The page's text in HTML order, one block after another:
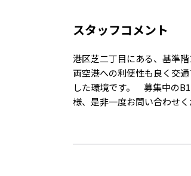
スタッフコメント
港区芝二丁目にある、基準
両空港への利便性も良く交
した環境です。 募集中の
様、是非一度お問い合わせく